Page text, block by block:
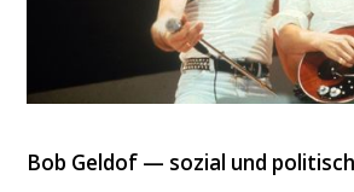
Bob Geldof — sozial und